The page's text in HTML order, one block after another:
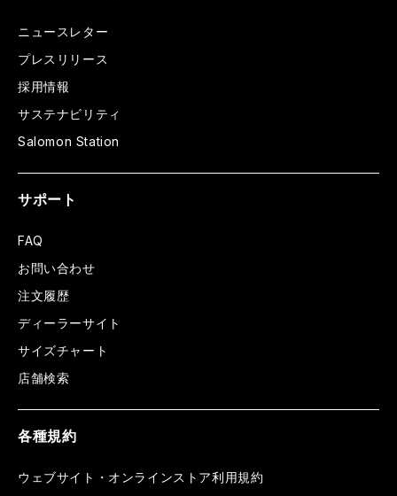
ニュースレター
プレスリリース
採用情報
サステナビリティ
Salomon Station
サポート
FAQ
お問い合わせ
注文履歴
ディーラーサイト
サイズチャート
店舗検索
各種規約
ウェブサイト・オンラインストア利用規約